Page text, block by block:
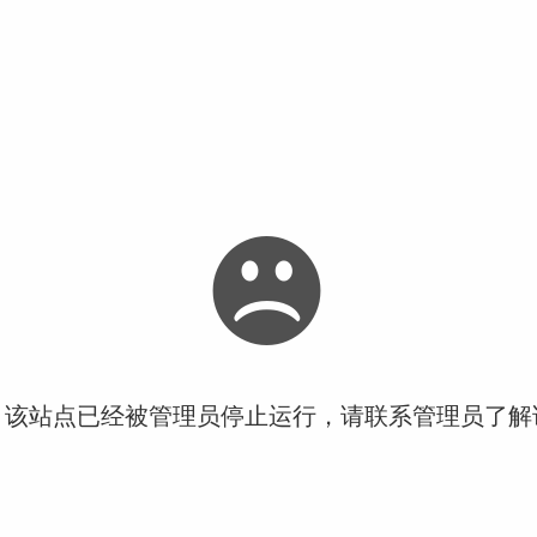
站点已经被管理员停止运行，请联系管理员了